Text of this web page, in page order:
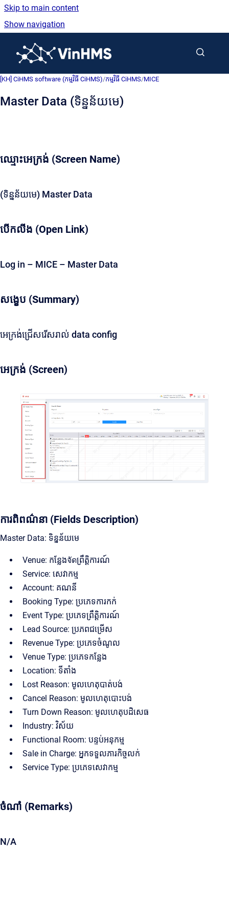
Skip to main content
Show navigation
[KH] CiHMS software (កម្មវិធី CiHMS)/កម្មវិធី CiHMS/MICE
Master Data (ទិន្នន័យមេ)
ឈ្មោះអេក្រង់ (Screen Name)
(ទិន្នន័យមេ) Master Data
បើកលីង (Open Link)
Log in – MICE – Master Data
សង្ខេប (Summary)
អេក្រង់ជ្រើសរើសរាល់ data config
អេក្រង់ (Screen)
ការពិពណ៌នា (Fields Description)
Master Data: ទិន្នន័យមេ
Venue: កន្លែងจัดព្រឹត្តិការណ៍
Service: សេវាកម្ម
Account: គណនី
Booking Type: ប្រភេទការកក់
Event Type: ប្រភេទព្រឹត្តិការណ៍
Lead Source: ប្រភពជម្រើស
Revenue Type: ប្រភេទចំណូល
Venue Type: ប្រភេទកន្លែង
Location: ទីតាំង
Lost Reason: មូលហេតុបាត់បង់
Cancel Reason: មូលហេតុបោះបង់
Turn Down Reason: មូលហេតុបដិសេធ
Industry: វិស័យ
Functional Room: បន្ទប់អនុកម្ម
Sale in Charge: អ្នកទទួលភារកិច្ចលក់
Service Type: ប្រភេទសេវាកម្ម
ចំណាំ (Remarks)
N/A